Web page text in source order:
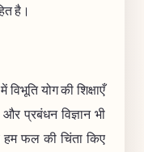
है।
योग की शिक्षाएँ
प्रबंधन विज्ञान भी
हम फल की चिंता किए